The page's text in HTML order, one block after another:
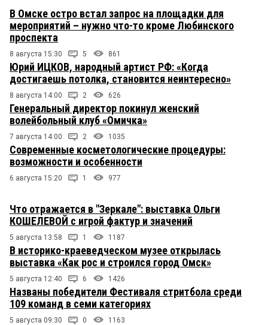
В Омске остро встал запрос на площадки для
мероприятий – нужно что-то кроме Любинского
проспекта
8 августа 15:30 5 861
Юрий ИЦКОВ, народный артист РФ: «Когда
достигаешь потолка, становится неинтересно»
8 августа 14:00 2 626
Генеральный директор покинул женский
волейбольный клуб «Омичка»
7 августа 14:00 2 1035
Современные косметологические процедуры:
возможности и особенности
6 августа 15:20 1 977
Что отражается в "Зеркале": выставка Ольги
КОШЕЛЕВОЙ с игрой фактур и значений
5 августа 13:58 1 1187
В историко-краеведческом музее открылась
выставка «Как рос и строился город Омск»
5 августа 12:40 6 1426
Названы победители Фестиваля стритбола среди
109 команд в семи категориях
5 августа 09:30 0 1163